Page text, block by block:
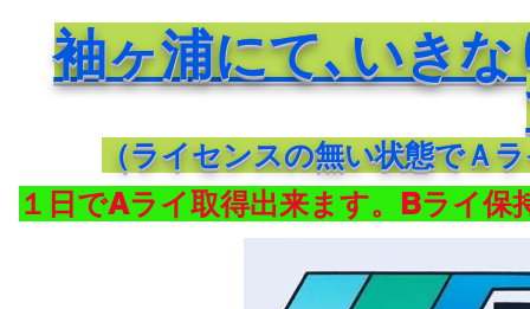
袖ヶ浦にて､いき
（ライセンスの無い状態でＡ
１日でAライ取得出来ます。Bライ